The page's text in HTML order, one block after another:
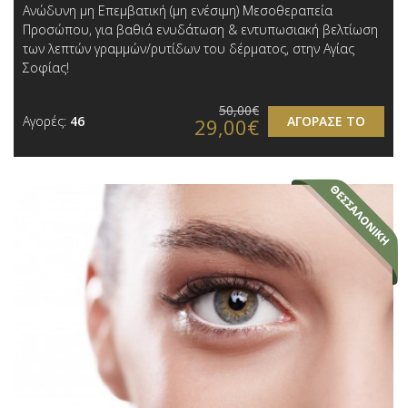
Ανώδυνη μη Επεμβατική (μη ενέσιμη) Μεσοθεραπεία
Προσώπου, για βαθιά ενυδάτωση & εντυπωσιακή βελτίωση
των λεπτών γραμμών/ρυτίδων του δέρματος, στην Αγίας
Σοφίας!
Αγορές: 46 ΑΓΟΡΑΣΕ ΤΟ
50,00€
29,00€